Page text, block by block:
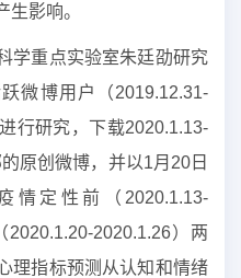
影响。
学重点实验室朱廷劭研究
微博用户（2019.12.31-
行研究，下载2020.1.13-
原创微博，并以1月 20日
情定性前（ 2020.1.13-
2020.1.20-2020.1.26）两
理指标预测从认知和情绪